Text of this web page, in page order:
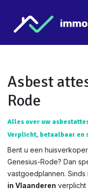
Asbest
Rode
Alles over uw
Verplicht, betaalbaar en
Bent u een
Genesius-Rode? Dan
vastgoedplannen.
in Vlaanderen verplicht